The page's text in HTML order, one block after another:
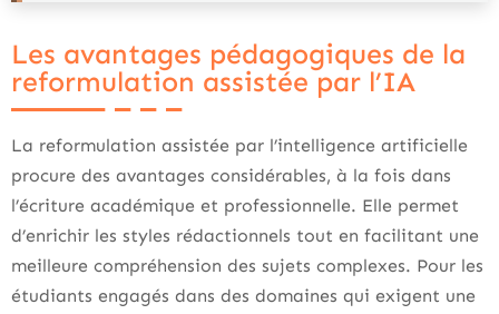
Les avantages pédagogiques de la
reformulation assistée par l’IA
La reformulation assistée par l’intelligence artificielle
procure des avantages considérables, à la fois dans
l’écriture académique et professionnelle. Elle permet
d’enrichir les styles rédactionnels tout en facilitant une
meilleure compréhension des sujets complexes. Pour les
étudiants engagés dans des domaines qui exigent une